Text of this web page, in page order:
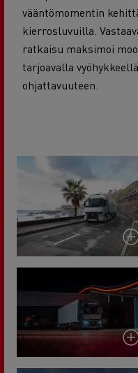
vääntömomentin
kierrosluvuilla.
ratkaisu maksimoi
tarjoavalla
ohjattavuuteen.